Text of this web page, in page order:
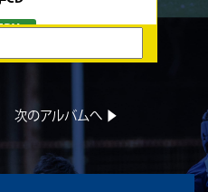
ント 京都産業大学
次のアルバムへ ▶︎